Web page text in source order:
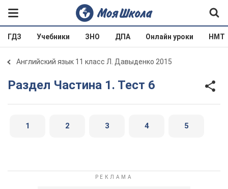
ГДЗ Учебники ЗНО ДПА Онлайн уроки НМТ
Английский язык 11 класс Л. Давыденко 2015
Раздел Частина 1. Тест 6
1 2 3 4 5